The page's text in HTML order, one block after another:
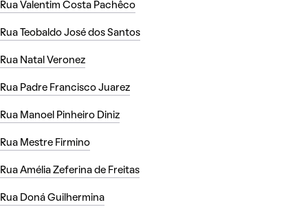
Rua Valentim Costa Pachêco
Rua Teobaldo José dos Santos
Rua Natal Veronez
Rua Padre Francisco Juarez
Rua Manoel Pinheiro Diniz
Rua Mestre Firmino
Rua Amélia Zeferina de Freitas
Rua Doná Guilhermina